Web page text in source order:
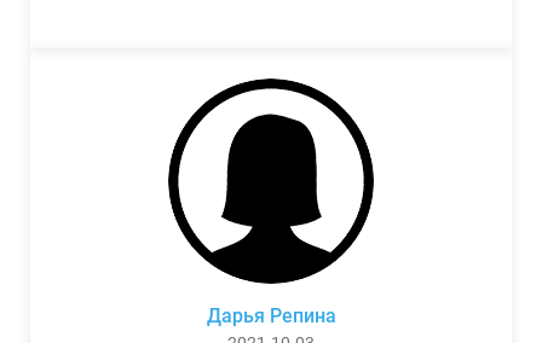
Дарья Репина